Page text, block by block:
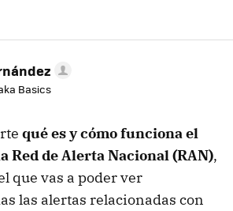
Basics
qué es y cómo funciona el
Red de Alerta Nacional (RAN),
que vas a poder ver
las alertas relacionadas con